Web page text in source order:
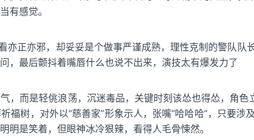
有感觉。
亦正亦邪，却妥妥是个做事严谨成熟，理性克制的警队
，最后颤抖着嘴唇什么也说不出来，演技太有爆发力了
，而是轻佻浪荡，沉迷毒品，关键时刻该怂也得怂，角色
福树，对外以“慈善家”形象示人，张嘴“哈哈哈”，只要
是笑着，但眼神冰冷狠辣，看得人毛骨悚然。